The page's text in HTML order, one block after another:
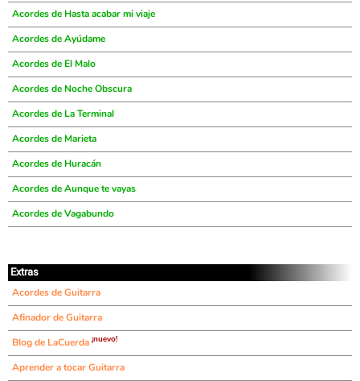
Acordes de Hasta acabar mi viaje
Acordes de Ayúdame
Acordes de El Malo
Acordes de Noche Obscura
Acordes de La Terminal
Acordes de Marieta
Acordes de Huracán
Acordes de Aunque te vayas
Acordes de Vagabundo
Extras
Acordes de Guitarra
Afinador de Guitarra
Blog de LaCuerda ¡nuevo!
Aprender a tocar Guitarra